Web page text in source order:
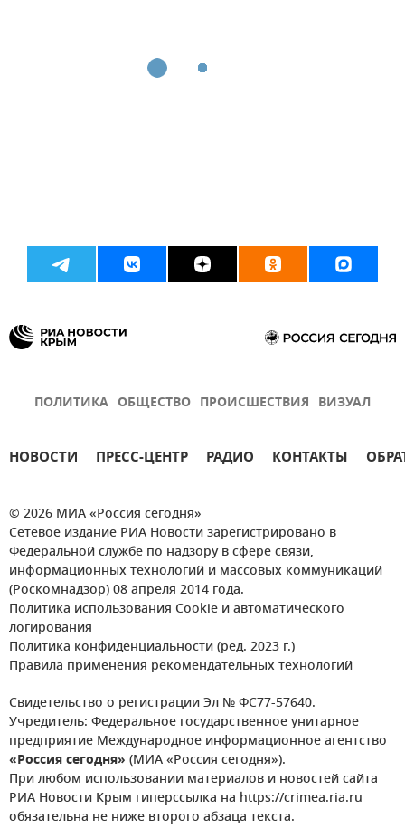
ПОЛИТИКА ОБЩЕСТВО ПРОИСШЕСТВИЯ ВИЗУАЛ
НОВОСТИ ПРЕСС-ЦЕНТР РАДИО КОНТАКТЫ
© 2026 МИА «Россия сегодня»
Сетевое издание РИА Новости зарегистрировано в
Федеральной службе по надзору в сфере связи,
информационных технологий и массовых коммуникаций
(Роскомнадзор) 08 апреля 2014 года.
Политика использования Cookie и автоматического
логирования
Политика конфиденциальности (ред. 2023 г.)
Правила применения рекомендательных технологий
Свидетельство о регистрации Эл № ФС77-57640.
Учредитель: Федеральное государственное унитарное
предприятие Международное информационное агентство
«Россия сегодня» (МИА «Россия сегодня»).
При любом использовании материалов и новостей сайта
РИА Новости Крым гиперссылка на https://crimea.ria.ru
обязательна не ниже второго абзаца текста.